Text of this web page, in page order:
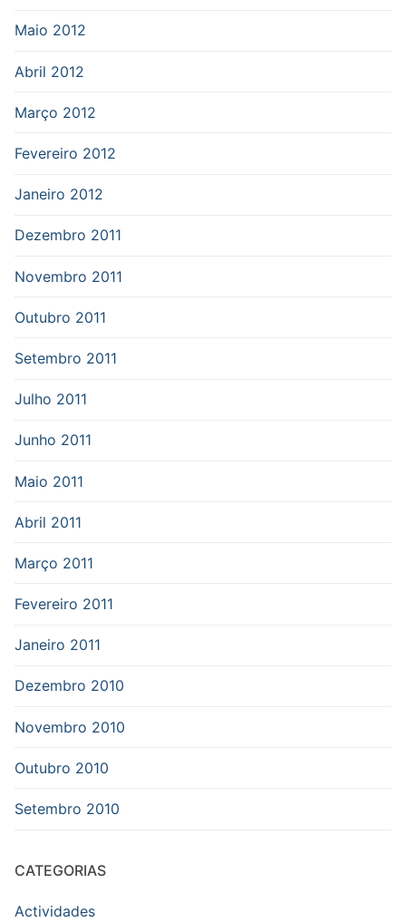
Maio 2012
Abril 2012
Março 2012
Fevereiro 2012
Janeiro 2012
Dezembro 2011
Novembro 2011
Outubro 2011
Setembro 2011
Julho 2011
Junho 2011
Maio 2011
Abril 2011
Março 2011
Fevereiro 2011
Janeiro 2011
Dezembro 2010
Novembro 2010
Outubro 2010
Setembro 2010
CATEGORIAS
Actividades